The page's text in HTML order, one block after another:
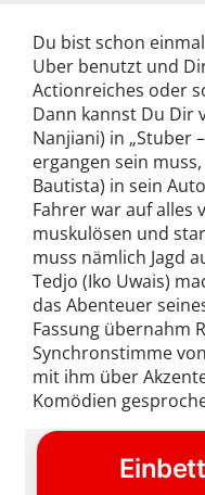
Du bist schon
Uber benutzt und
Actionreiches oder
Dann kannst Du Dir
Nanjiani) in „Stuber
ergangen sein
Bautista) in sein
Fahrer war auf
muskulösen und
muss nämlich Jagd
Tedjo (Iko Uwais)
das Abenteuer
Fassung übernahm
Synchronstimme
mit ihm über
Komödien